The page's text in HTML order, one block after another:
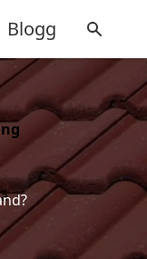
Blogg